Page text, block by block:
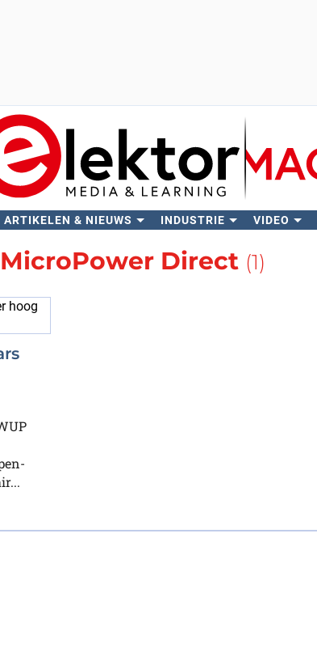
ARTIKELEN & NIEUWS INDUSTRIE VIDEO
MicroPower Direct (1)